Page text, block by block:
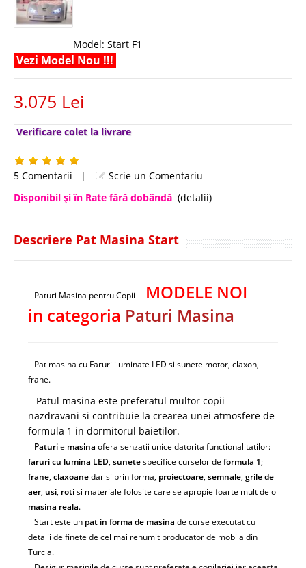
Model: Start F1
Vezi Model Nou !!!
3.075 Lei
Verificare colet la livrare
5 Comentarii |
Scrie un Comentariu
Disponibil şi în Rate fără dobândă (detalii)
Descriere Pat Masina Start
Paturi Masina pentru Copii
MODELE NOI
in categoria Paturi Masina
Pat masina cu Faruri iluminate LED si sunete motor, claxon,
frane.
Patul masina este preferatul multor copii
nazdravani si contribuie la crearea unei atmosfere de
formula 1 in dormitorul baietilor.
Paturile masina ofera senzatii unice datorita functionalitatilor:
faruri cu lumina LED, sunetespecifice curselor de formula 1;
frane, claxoanedar si prin forma, proiectoare, semnale, grile de
aer, usi, rotisi materiale folosite care se apropie foarte mult de o
masina reala.
Start este un pat in forma de masina de curse executat cu
detalii de finete de cel mai renumit producator de mobila din
Turcia.